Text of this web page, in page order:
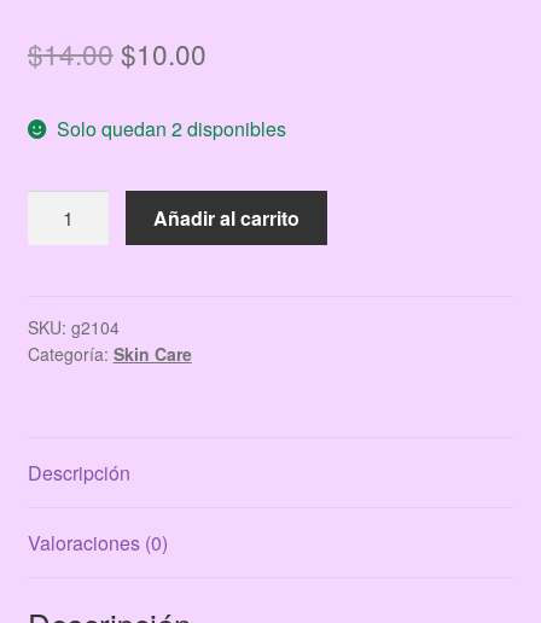
$14.00El
original
era:
$14.00.
$10.00El
actual
es:
$10.00.
Solo quedan 2 disponibles
FACIAL
cantidad
Añadir al carrito
SKU: g2104
Categoría: Skin Care
Descripción
Valoraciones (0)